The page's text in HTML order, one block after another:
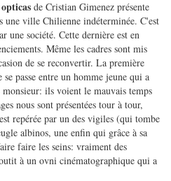
de Cristian Gimenez présente
une ville Chilienne indéterminée. C'est
société. Cette dernière est en
Même les cadres sont mis
de se reconvertir. La première
passe entre un homme jeune qui a
ils voient le mauvais temps
nous sont présentées tour à tour,
repérée par un des vigiles (qui tombe
albinos, une enfin qui grâce à sa
faire les seins: vraiment des
à un ovni cinématographique qui a